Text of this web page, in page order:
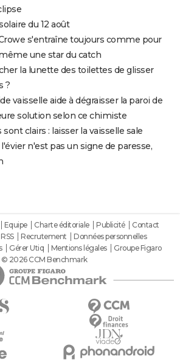
du 12 août
s'entraîne toujours comme pour
une star du catch
la lunette des toilettes de glisser
?
vaisselle aide à dégraisser la paroi de
solution selon ce chimiste
clairs : laisser la vaisselle sale
n'est pas un signe de paresse,
Equipe Charte éditoriale Publicité
Contact
RSS Recrutement
Données personnelles
Gérer Utiq Mentions légales
Groupe Figaro
© 2026 CCM Benchmark